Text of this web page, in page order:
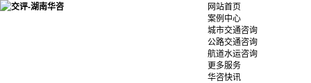
网站首页
案例中心
城市交通咨询
公路交通咨询
航道水运咨询
更多服务
华咨快讯